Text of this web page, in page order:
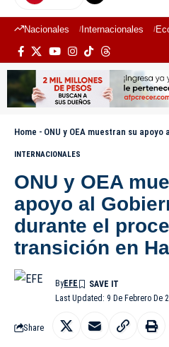
Nacionales Internacionales
Home - ONU y OEA muestran su apoyo al Gobierno
INTERNACIONALES
ONU y OEA
apoyo al
durante el
transición en
Last Updated: 9 De Febrero De
ByEFE
Share